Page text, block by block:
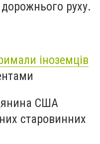
руху.
іноземців
США
старовинних